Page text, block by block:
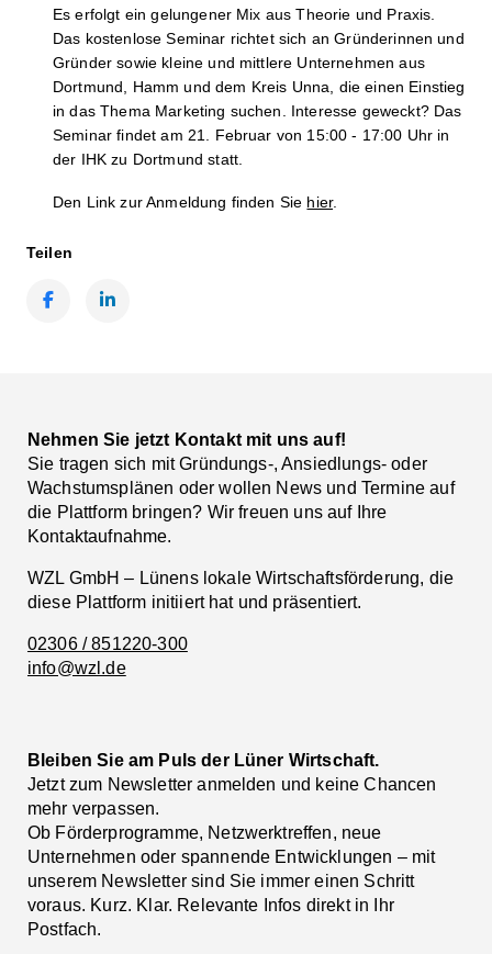
Es erfolgt ein gelungener Mix aus Theorie und Praxis.
Das kostenlose Seminar richtet sich an Gründerinnen und
Gründer sowie kleine und mittlere Unternehmen aus
Dortmund, Hamm und dem Kreis Unna, die einen Einstieg
in das Thema Marketing suchen. Interesse geweckt? Das
Seminar findet am 21. Februar von 15:00 - 17:00 Uhr in
der IHK zu Dortmund statt.
Den Link zur Anmeldung finden Sie hier.
Teilen
Nehmen Sie jetzt Kontakt mit uns auf!
Sie tragen sich mit Gründungs-, Ansiedlungs- oder
Wachstumsplänen oder wollen News und Termine auf
die Plattform bringen? Wir freuen uns auf Ihre
Kontaktaufnahme.
WZL GmbH – Lünens lokale Wirtschaftsförderung, die
diese Plattform initiiert hat und präsentiert.
02306 / 851220-300
info@wzl.de
Bleiben Sie am Puls der Lüner Wirtschaft.
Jetzt zum Newsletter anmelden und keine Chancen
mehr verpassen.
Ob Förderprogramme, Netzwerktreffen, neue
Unternehmen oder spannende Entwicklungen – mit
unserem Newsletter sind Sie immer einen Schritt
voraus. Kurz. Klar. Relevante Infos direkt in Ihr
Postfach.